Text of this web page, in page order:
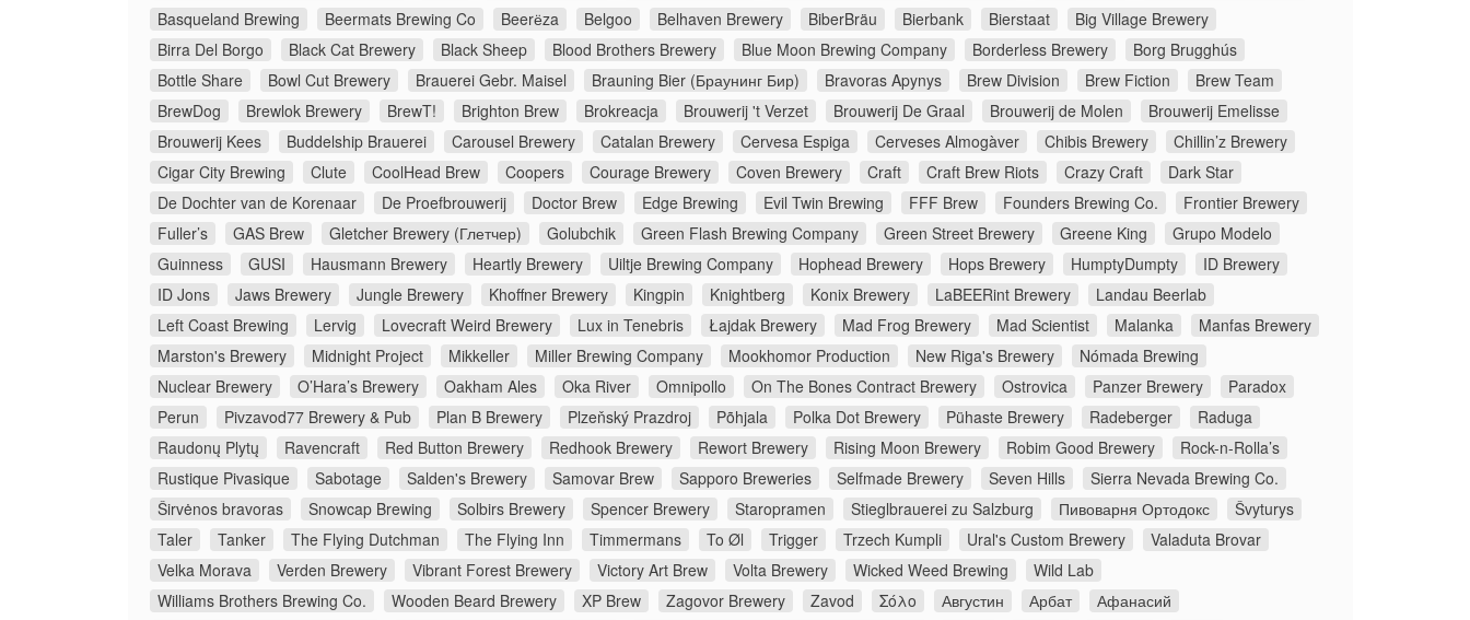
Basqueland Brewing
Beermats Brewing Co Beerёza Belgoo Belhaven Brewery BiberBräu Bierbank Bierstaat
Big Village Brewery
Birra Del Borgo
Black Cat Brewery Black Sheep Blood Brothers Brewery Blue Moon Brewing Company Borderless Brewery
Borg Brugghús
Bottle Share
Bowl Cut Brewery Brauerei Gebr. Maisel Brauning Bier (Браунинг Бир) Bravoras Apynys Brew Division Brew Fiction
Brew Team
BrewDog
Brewlok Brewery BrewT! Brighton Brew Brokreacja Brouwerij 't Verzet Brouwerij De Graal Brouwerij de Molen
Brouwerij Emelisse
Brouwerij Kees
Buddelship Brauerei Carousel Brewery Catalan Brewery Cervesa Espiga Cerveses Almogàver Chibis Brewery
Chillin’z Brewery
Cigar City Brewing
Clute CoolHead Brew Coopers Courage Brewery Coven Brewery Craft Craft Brew Riots Crazy Craft
Dark Star
De Dochter van de Korenaar
De Proefbrouwerij Doctor Brew Edge Brewing Evil Twin Brewing FFF Brew Founders Brewing Co.
Frontier Brewery
Fuller’s
GAS Brew Gletcher Brewery (Глетчер) Golubchik Green Flash Brewing Company Green Street Brewery Greene King
Grupo Modelo
Guinness
GUSI Hausmann Brewery Heartly Brewery Uiltje Brewing Company Hophead Brewery Hops Brewery HumptyDumpty
ID Brewery
ID Jons
Jaws Brewery Jungle Brewery Khoffner Brewery Kingpin Knightberg Konix Brewery LaBEERint Brewery
Landau Beerlab
Left Coast Brewing
Lervig Lovecraft Weird Brewery Lux in Tenebris Łajdak Brewery Mad Frog Brewery Mad Scientist Malanka
Manfas Brewery
Marston's Brewery
Midnight Project Mikkeller Miller Brewing Company Mookhomor Production New Riga's Brewery
Nómada Brewing
Nuclear Brewery
O’Hara’s Brewery Oakham Ales Oka River Omnipollo On The Bones Contract Brewery Ostrovica Panzer Brewery
Paradox
Perun
Pivzavod77 Brewery & Pub Plan B Brewery Plzeňský Prazdroj Põhjala Polka Dot Brewery Pühaste Brewery Radeberger
Raduga
Raudonų Plytų
Ravencraft Red Button Brewery Redhook Brewery Rewort Brewery Rising Moon Brewery Robim Good Brewery
Rock-n-Rolla’s
Rustique Pivasique
Sabotage Salden's Brewery Samovar Brew Sapporo Breweries Selfmade Brewery Seven Hills
Sierra Nevada Brewing Co.
Širvėnos bravoras
Snowcap Brewing Solbirs Brewery Spencer Brewery Staropramen Stieglbrauerei zu Salzburg Пивоварня Ортодокс
Švyturys
Taler
Tanker The Flying Dutchman The Flying Inn Timmermans To Øl Trigger Trzech Kumpli Ural's Custom Brewery
Valaduta Brovar
Velka Morava
Verden Brewery Vibrant Forest Brewery Victory Art Brew Volta Brewery Wicked Weed Brewing
Wild Lab
Williams Brothers Brewing Co.
Wooden Beard Brewery XP Brew Zagovor Brewery Zavod Σόλο Августин Арбат
Афанасий